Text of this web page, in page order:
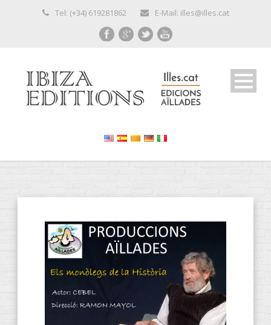
Tel: (+34) 619281862 E-Mail: illes@illes.cat